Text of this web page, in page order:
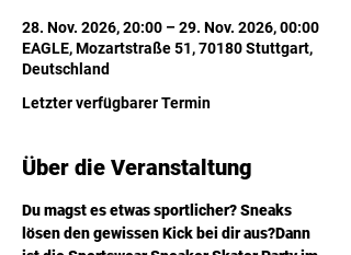
28. Nov. 2026, 20:00 – 29. Nov. 2026, 00:00
EAGLE, Mozartstraße 51, 70180 Stuttgart,
Deutschland
Letzter verfügbarer Termin
Über die Veranstaltung
Du magst es etwas sportlicher? Sneaks
lösen den gewissen Kick bei dir aus?Dann